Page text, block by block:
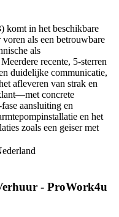
komt in het beschikbare
als een betrouwbare
als
recente, 5-sterren
duidelijke communicatie,
afleveren van strak en
concrete
aansluiting en
en het
zoals een geiser met
- ProWork4u